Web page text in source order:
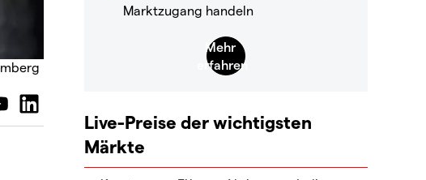
Marktzugang handeln
Live-Preise der wichtigsten
Märkte